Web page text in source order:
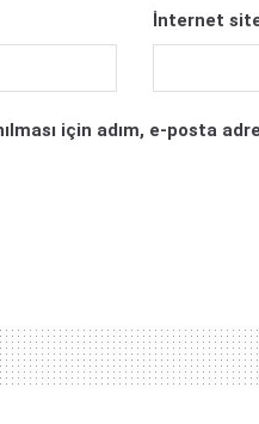
İnternet
için adım, e-posta